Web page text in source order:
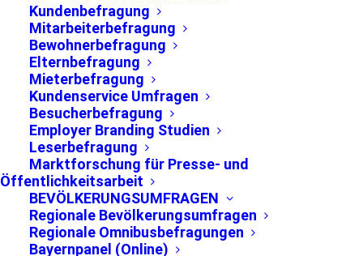
Kundenbefragung
Mitarbeiterbefragung
Bewohnerbefragung
Elternbefragung
Mieterbefragung
Kundenservice Umfragen
Besucherbefragung
Employer Branding Studien
Leserbefragung
Marktforschung für Presse- und
Öffentlichkeitsarbeit
BEVÖLKERUNGSUMFRAGEN
Regionale Bevölkerungsumfragen
Regionale Omnibusbefragungen
Bayernpanel (Online)
Part 2: Umweltschutz und
Mobilitätskonzepte in der
Region München
Ergebnisse der
bevölkerungsrepräsentativen
Winterumfrage 2016/2017 in der Region
München